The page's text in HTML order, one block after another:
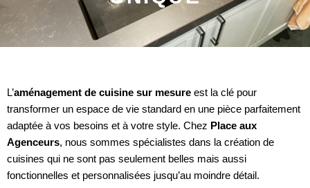
L’aménagement de cuisine sur mesure est la clé pour
transformer un espace de vie standard en une pièce parfaitement
adaptée à vos besoins et à votre style. Chez Place aux
Agenceurs, nous sommes spécialistes dans la création de
cuisines qui ne sont pas seulement belles mais aussi
fonctionnelles et personnalisées jusqu’au moindre détail.